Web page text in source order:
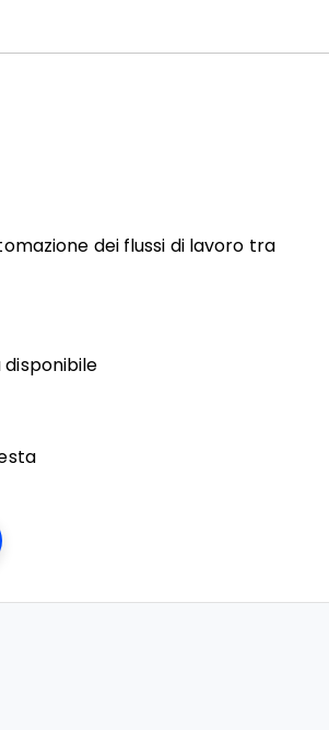
dei flussi di lavoro tra